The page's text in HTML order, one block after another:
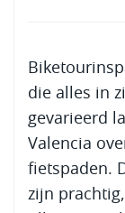
die alles in
gevarieerd
Valencia
fietspaden.
zijn